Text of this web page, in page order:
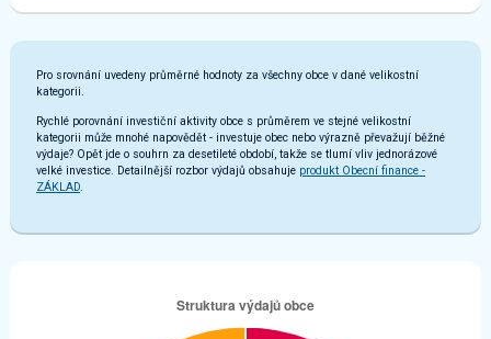
Pro srovnání uvedeny průměrné hodnoty za všechny obce v dané velikostní
kategorii.
Rychlé porovnání investiční aktivity obce s průměrem ve stejné velikostní
kategorii může mnohé napovědět - investuje obec nebo výrazně převažují běžné
výdaje? Opět jde o souhrn za desetileté období, takže se tlumí vliv jednorázové
velké investice. Detailnější rozbor výdajů obsahuje produkt Obecní finance -
ZÁKLAD.